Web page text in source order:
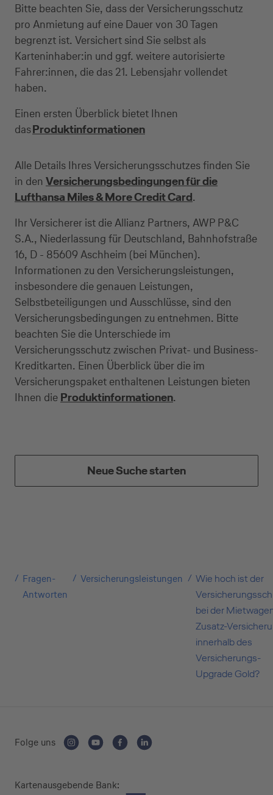
Bitte beachten Sie, dass der Versicherungsschutz
pro Anmietung auf eine Dauer von 30 Tagen
begrenzt ist. Versichert sind Sie selbst als
Karteninhaber:in und ggf. weitere autorisierte
Fahrer:innen, die das 21. Lebensjahr vollendet
haben.
Einen ersten Überblick bietet Ihnen
dasProduktinformationen
Alle Details Ihres Versicherungsschutzes finden Sie
in den Versicherungsbedingungen für die
Lufthansa Miles & More Credit Card.
Ihr Versicherer ist die Allianz Partners, AWP P&C
S.A., Niederlassung für Deutschland, Bahnhofstraße
16, D - 85609 Aschheim (bei München).
Informationen zu den Versicherungsleistungen,
insbesondere die genauen Leistungen,
Selbstbeteiligungen und Ausschlüsse, sind den
Versicherungsbedingungen zu entnehmen. Bitte
beachten Sie die Unterschiede im
Versicherungsschutz zwischen Privat- und Business-
Kreditkarten. Einen Überblick über die im
Versicherungspaket enthaltenen Leistungen bieten
Ihnen die Produktinformationen.
Neue Suche starten
Fragen-
Antworten
Versicherungsleistungen
Wie hoch ist der
bei der
Zusatz-
innerhalb des
Versicherungs-
Upgrade Gold?
Folge uns
Kartenausgebende Bank:
Kreditkarte beantragen
Suchen Sie eine Kreditkarte für die private oder
geschäftliche Nutzung? Oder möchten Sie
Kreditkarten für Ihr Unternehmen beantragen?
Über die Auswahl gelangen Sie direkt in den
gewünschten Antrag.
Private Nutzung
Geschäftliche Nutzung
Unternehmen
(z.B. e.K., Personengesellschaft (inkl. GbR),